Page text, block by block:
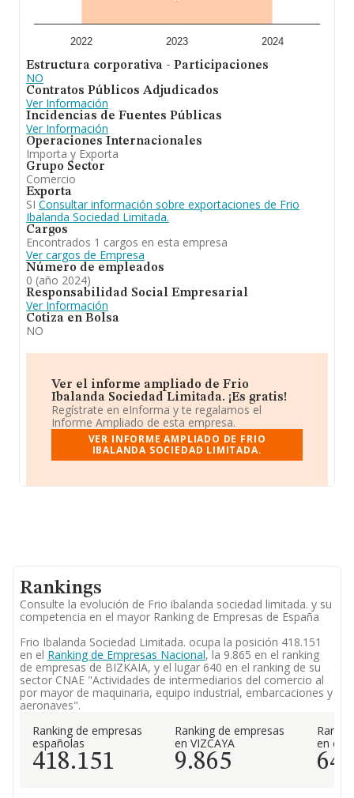
desde la constitución es de 15 años. La media de
A modo de conclusión,
Frio Ibalanda Sociedad
exportación y montaje de frio industrial. En el ranking de
todas las empresas en el territorio nacional, la
compañía ha experimentado una subida. En el ranking
de su sector, es decir Intermediarios del comercio de
maquinaria, equipo industrial, embarcaciones y
aeronaves, ha experimentado una subida.
2022 2023 2024
Estructura corporativa - Participaciones
NO
Contratos Públicos Adjudicados
Ver Información
Incidencias de Fuentes Públicas
Ver Información
Operaciones Internacionales
Importa y Exporta
Grupo Sector
Comercio
Exporta
SI Consultar información sobre exportaciones de Frio
Ibalanda Sociedad Limitada.
Cargos
Encontrados 1 cargos en esta empresa
Ver cargos de Empresa
Número de empleados
0 (año 2024)
Responsabilidad Social Empresarial
Ver Información
Cotiza en Bolsa
NO
Ver el informe ampliado de Frio
Ibalanda Sociedad Limitada. ¡Es gratis!
Regístrate en eInforma y te regalamos el
Informe Ampliado de esta empresa.
VER INFORME AMPLIADO DE FRIO
IBALANDA SOCIEDAD LIMITADA.
Rankings
Consulte la evolución de Frio ibalanda sociedad limitada. y su
competencia en el mayor Ranking de Empresas de España
Frio Ibalanda Sociedad Limitada. ocupa la posición 418.151
en el Ranking de Empresas Nacional, la 9.865 en el ranking
de empresas de BIZKAIA, y el lugar 640 en el ranking de su
sector CNAE "Actividades de intermediarios del comercio al
por mayor de maquinaria, equipo industrial, embarcaciones y
aeronaves".
Ranking de empresas
españolas
418.151
Ranking de empresas
en VIZCAYA
9.865
en el
640